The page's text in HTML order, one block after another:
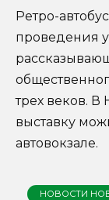
Ретро-
проведения
трех веков.
выставку
автовокзале.
НОВОСТИ